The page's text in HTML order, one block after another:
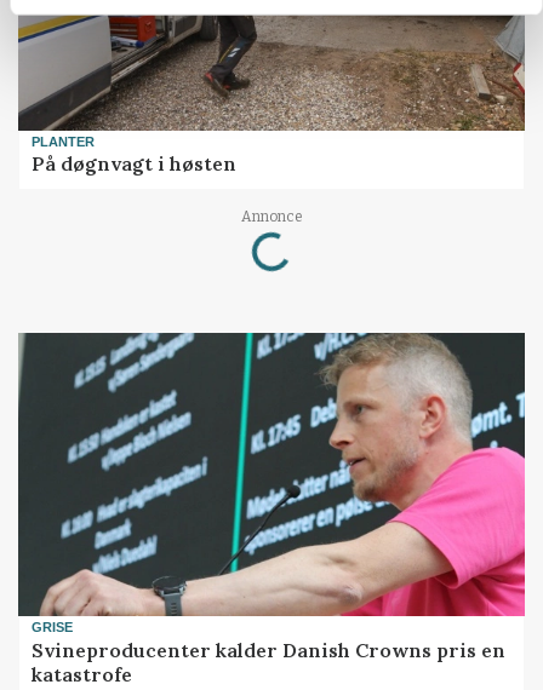
PLANTER
På døgnvagt i høsten
Annonce
Loading...
GRISE
Svineproducenter kalder Danish Crowns pris en
katastrofe